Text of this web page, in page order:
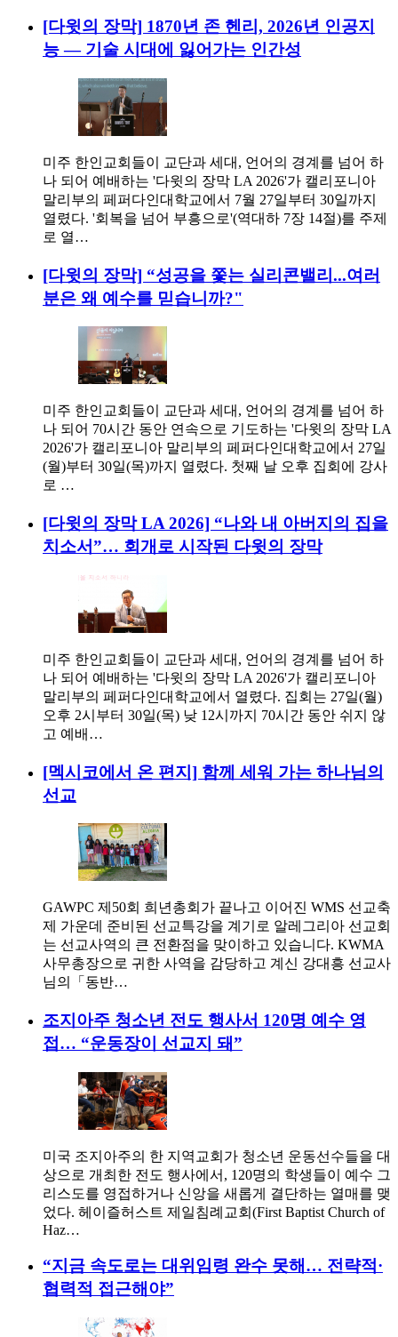
[다윗의 장막] 1870년 존 헨리, 2026년 인공지
능 — 기술 시대에 잃어가는 인간성
미주 한인교회들이 교단과 세대, 언어의 경계를 넘어 하
나 되어 예배하는 '다윗의 장막 LA 2026'가 캘리포니아
말리부의 페퍼다인대학교에서 7월 27일부터 30일까지
열렸다. '회복을 넘어 부흥으로'(역대하 7장 14절)를 주제
로 열…
[다윗의 장막] “성공을 쫓는 실리콘밸리...여러
분은 왜 예수를 믿습니까?"
미주 한인교회들이 교단과 세대, 언어의 경계를 넘어 하
나 되어 70시간 동안 연속으로 기도하는 '다윗의 장막 LA
2026'가 캘리포니아 말리부의 페퍼다인대학교에서 27일
(월)부터 30일(목)까지 열렸다. 첫째 날 오후 집회에 강사
로 …
[다윗의 장막 LA 2026] “나와 내 아버지의 집을
치소서”… 회개로 시작된 다윗의 장막
미주 한인교회들이 교단과 세대, 언어의 경계를 넘어 하
나 되어 예배하는 '다윗의 장막 LA 2026'가 캘리포니아
말리부의 페퍼다인대학교에서 열렸다. 집회는 27일(월)
오후 2시부터 30일(목) 낮 12시까지 70시간 동안 쉬지 않
고 예배…
[멕시코에서 온 편지] 함께 세워 가는 하나님의
선교
GAWPC 제50회 희년총회가 끝나고 이어진 WMS 선교축
제 가운데 준비된 선교특강을 계기로 알레그리아 선교회
는 선교사역의 큰 전환점을 맞이하고 있습니다. KWMA
사무총장으로 귀한 사역을 감당하고 계신 강대흥 선교사
님의「동반…
조지아주 청소년 전도 행사서 120명 예수 영
접… “운동장이 선교지 돼”
미국 조지아주의 한 지역교회가 청소년 운동선수들을 대
상으로 개최한 전도 행사에서, 120명의 학생들이 예수 그
리스도를 영접하거나 신앙을 새롭게 결단하는 열매를 맺
었다. 헤이즐허스트 제일침례교회(First Baptist Church of
Haz…
“지금 속도로는 대위임령 완수 못해… 전략적·
협력적 접근해야”